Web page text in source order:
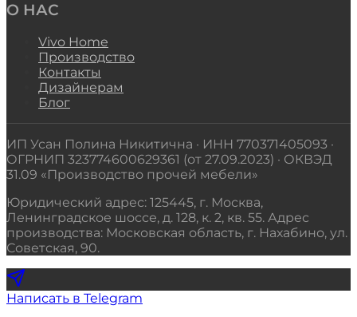
О НАС
Vivo Home
Производство
Контакты
Дизайнерам
Блог
ИП Усан Полина Никитична · ИНН 770371405093 ·
ОГРНИП 323774600629361 (от 27.09.2023) · ОКВЭД
31.09 «Производство прочей мебели»
Юридический адрес: 125445, г. Москва,
Ленинградское шоссе, д. 128, к. 2, кв. 55. Адрес
производства: Московская область, г. Нахабино, ул.
Советская, 90.
Написать в Telegram